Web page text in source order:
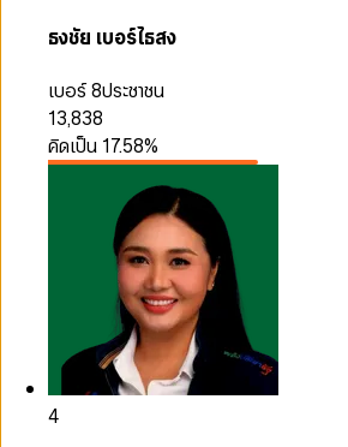
ธงชัย เบอร์ไธสง
เบอร์ 8ประชาชน
13,838
คิดเป็น 17.58%
4